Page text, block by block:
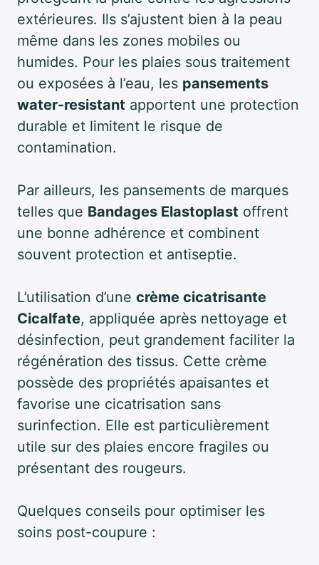
extérieures. Ils s’ajustent bien à la peau
même dans les zones mobiles ou
humides. Pour les plaies sous traitement
ou exposées à l’eau, les pansements
water-resistant apportent une protection
durable et limitent le risque de
contamination.
Par ailleurs, les pansements de marques
telles que Bandages Elastoplast offrent
une bonne adhérence et combinent
souvent protection et antiseptie.
L’utilisation d’une crème cicatrisante
Cicalfate, appliquée après nettoyage et
désinfection, peut grandement faciliter la
régénération des tissus. Cette crème
possède des propriétés apaisantes et
favorise une cicatrisation sans
surinfection. Elle est particulièrement
utile sur des plaies encore fragiles ou
présentant des rougeurs.
Quelques conseils pour optimiser les
soins post-coupure :